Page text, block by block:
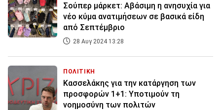
Σούπερ μάρκετ: Αβάσιμη η ανησυχία για
νέο κύμα ανατιμήσεων σε βασικά είδη
από Σεπτέμβριο
28 Αυγ 2024 13:28
ΠΟΛΙΤΙΚΗ
Κασσελάκης για την κατάργηση των
προσφορών 1+1: Υποτιμούν τη
νοημοσύνη των πολιτών